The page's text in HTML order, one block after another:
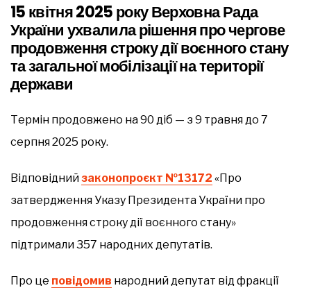
15 квітня 2025 року Верховна Рада
України ухвалила рішення про чергове
продовження строку дії воєнного стану
та загальної мобілізації на території
держави
Термін продовжено на 90 діб — з 9 травня до 7
серпня 2025 року.
Відповіднийзаконопроєкт №13172 «Про
затвердження Указу Президента України про
продовження строку дії воєнного стану»
підтримали 357 народних депутатів.
Про це повідомив народний депутат від фракції